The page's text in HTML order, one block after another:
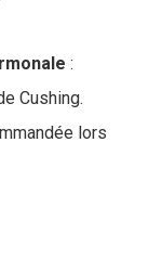
:
Cushing.
lors